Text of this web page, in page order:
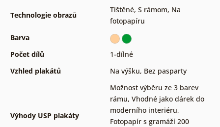
Technologie obrazů
Tištěné, S rámom, Na
fotopapíru
Barva
Počet dílů
1-dílné
Vzhled plakátů
Na výšku, Bez pasparty
Výhody USP plakáty
Možnost výběru ze 3 barev
rámu, Vhodné jako dárek do
moderního interiéru,
Fotopapír s gramáží 200